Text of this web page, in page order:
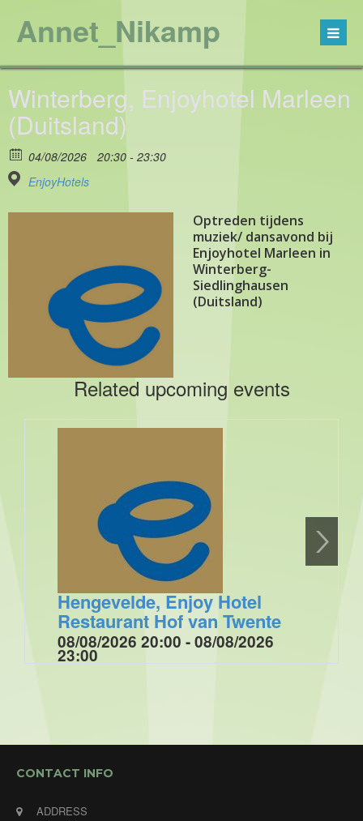
Annet_Nikamp
Winterberg, Enjoyhotel Marleen
(Duitsland)
04/08/2026
20:30 - 23:30
EnjoyHotels
Optreden tijdens
muziek/ dansavond bij
Enjoyhotel Marleen in
Winterberg-
Siedlinghausen
(Duitsland)
Related upcoming events
Hengevelde, Enjoy Hotel
Restaurant Hof van Twente
08/08/2026 20:00 - 08/08/2026
23:00
CONTACT INFO
ADDRESS